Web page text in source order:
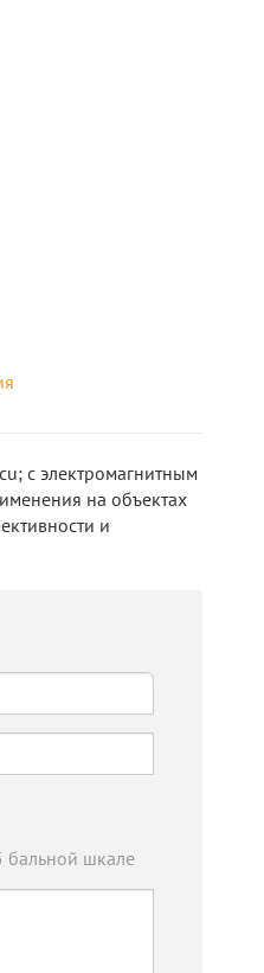
с электромагнитным
на объектах
и
бальной шкале